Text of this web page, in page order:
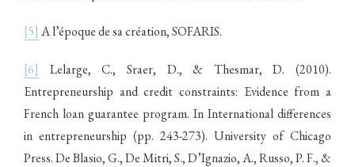
[5] A l’époque de sa création, SOFARIS.
[6] Lelarge, C., Sraer, D., & Thesmar, D. (2010).
Entrepreneurship and credit constraints: Evidence from a
French loan guarantee program. In International differences
in entrepreneurship (pp. 243-273). University of Chicago
Press. De Blasio, G., De Mitri, S., D’Ignazio, A., Russo, P. F., &